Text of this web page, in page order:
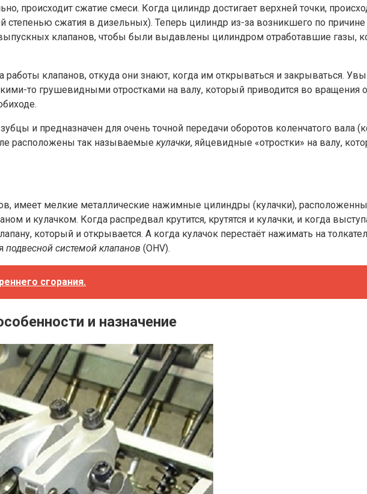
происходит сжатие смеси. Когда цилиндр достигает верхней точки,
сжатия в дизельных). Теперь цилиндр из-за возникшего по
клапанов, чтобы были выдавлены цилиндром отработавшие газы,
работы клапанов, откуда они знают, когда им открываться и закрываться.
то грушевидными отростками на валу, который приводится во вращения
и предназначен для очень точной передачи оборотов коленчатого вала
расположены так называемые кулачки, яйцевидные «отростки» на валу,
имеет мелкие металлические нажимные цилиндры (кулачки),
и кулачком. Когда распредвал крутится, крутятся и кулачки, и когда
который и открывается. А когда кулачок перестаёт нажимать на
подвесной системой клапанов (OHV).
сгорания.
и назначение